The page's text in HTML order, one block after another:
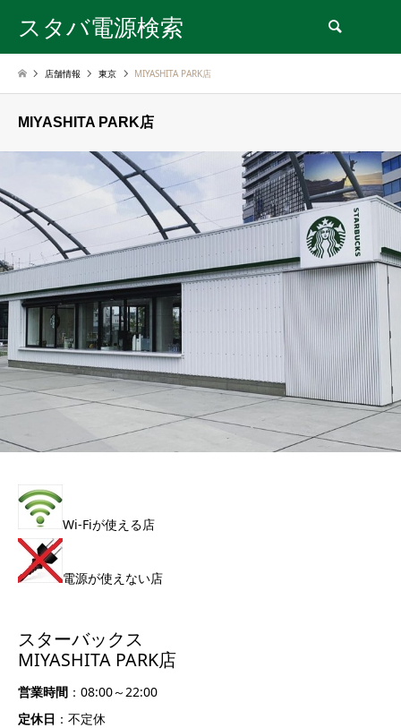
スタバ電源検索
店舗情報 東京 MIYASHITA PARK店
MIYASHITA PARK店
Wi-Fiが使える店
電源が使えない店
スターバックス
MIYASHITA PARK店
営業時間 ：08:00～22:00
定休日 ：不定休